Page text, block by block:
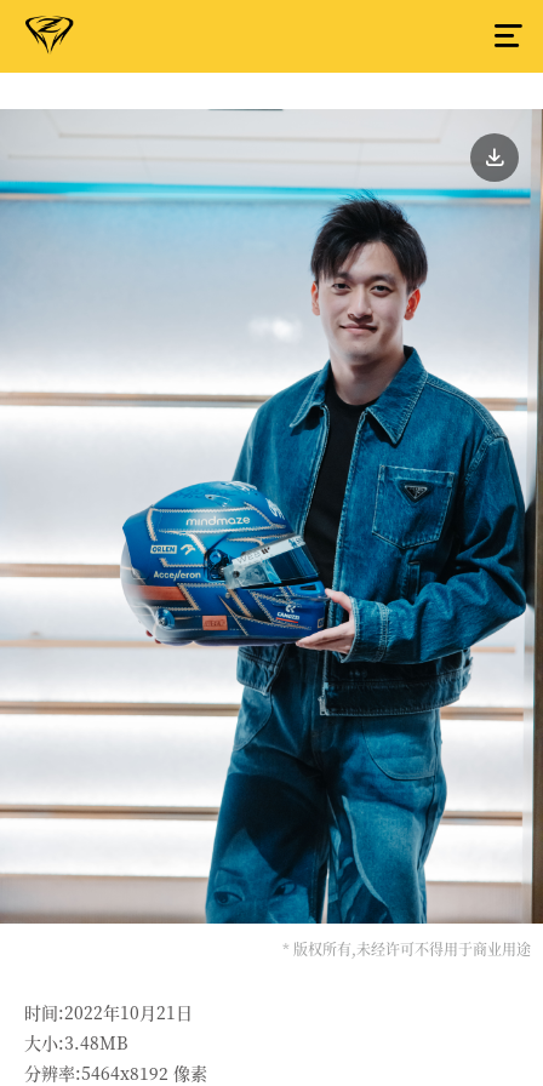
* 版权所有,未经许可不得用于商业用途
时间:2022年10月21日
大小:3.48MB
分辨率:5464x8192 像素